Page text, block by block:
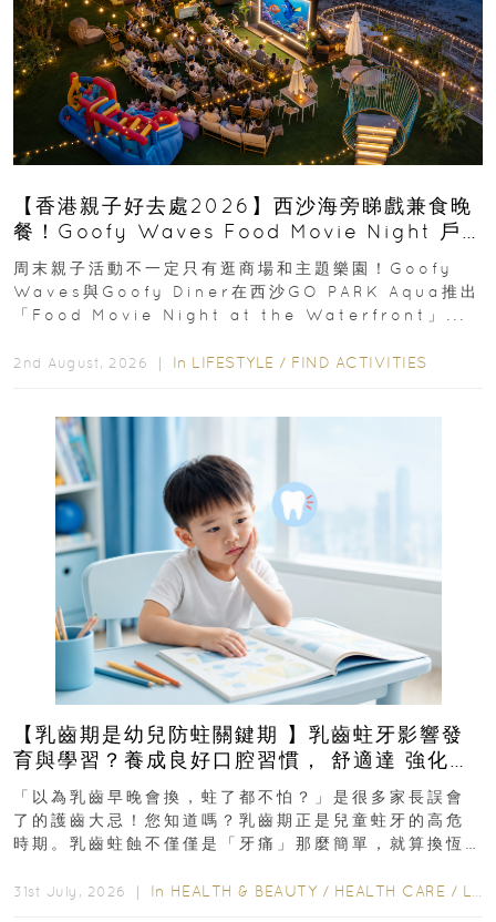
【香港親子好去處2026】西沙海旁睇戲兼食晚
餐！Goofy Waves Food Movie Night 戶
外影院逢週末登場
周末親子活動不一定只有逛商場和主題樂園！Goofy
Waves與Goofy Diner在西沙GO PARK Aqua推出
「Food Movie Night at the Waterfront」...
2nd August, 2026 ｜ In LIFESTYLE / FIND ACTIVITIES
【乳齒期是幼兒防蛀關鍵期 】乳齒蛀牙影響發
育與學習？養成良好口腔習慣， 舒適達 強化琺
瑯質 兒童牙膏防護指南
「以為乳齒早晚會換，蛀了都不怕？」是很多家長誤會
了的護齒大忌！您知道嗎？乳齒期正是兒童蛀牙的高危
時期。乳齒蛀蝕不僅僅是「牙痛」那麼簡單，就算換恆
31st July, 2026 ｜ In HEALTH & BEAUTY / HEALTH CARE / LIFESTYLE